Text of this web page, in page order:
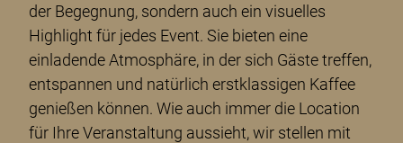
der Begegnung, sondern auch ein visuelles
Highlight für jedes Event. Sie bieten eine
einladende Atmosphäre, in der sich Gäste treffen,
entspannen und natürlich erstklassigen Kaffee
genießen können. Wie auch immer die Location
für Ihre Veranstaltung aussieht, wir stellen mit